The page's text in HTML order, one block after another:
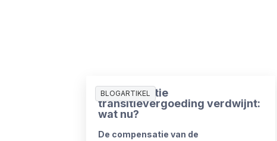
BLOGARTIKEL
Compensatie
transitievergoeding verdwijnt:
wat nu?
De compensatie van de